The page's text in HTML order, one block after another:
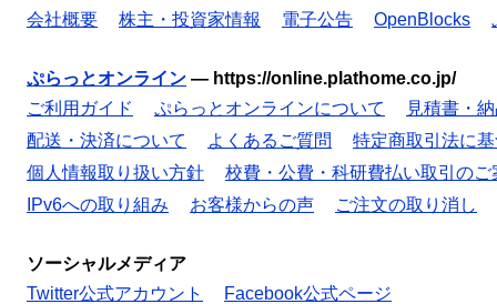
会社概要
株主・投資家情報 電子公告 OpenBlocks
ぷらっとオンライン — https://online.plathome.co.jp/
ご利用ガイド
ぷらっとオンラインについて
見積書・
配送・決済について
よくあるご質問
特定商取引法に
個人情報取り扱い方針
校費・公費・科研費払い取引のご
IPv6への取り組み
お客様からの声 ご注文の取り消し
ソーシャルメディア
Twitter公式アカウント
Facebook公式ページ